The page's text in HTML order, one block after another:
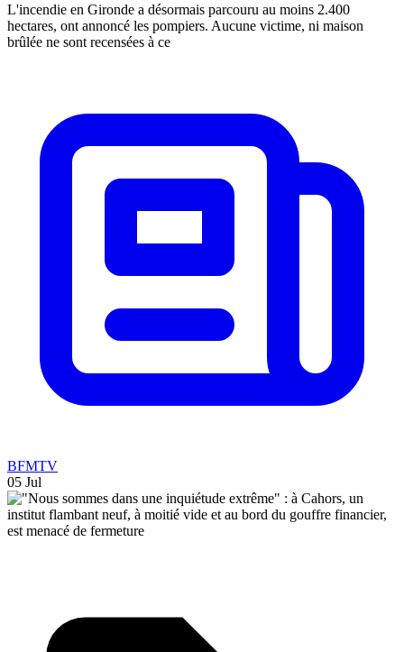
L'incendie en Gironde a désormais parcouru au moins 2.400
hectares, ont annoncé les pompiers. Aucune victime, ni maison
brûlée ne sont recensées à ce
BFMTV
05 Jul